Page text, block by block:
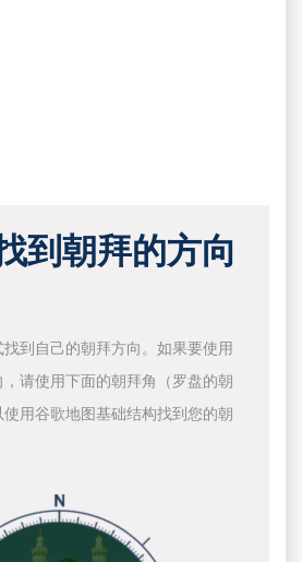
到朝拜的方向
到自己的朝拜方向。如果要使用
请使用下面的朝拜角（罗盘的朝
用谷歌地图基础结构找到您的朝